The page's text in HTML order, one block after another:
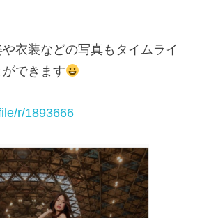
衣装などの写真もタイムライ
できます
r/1893666